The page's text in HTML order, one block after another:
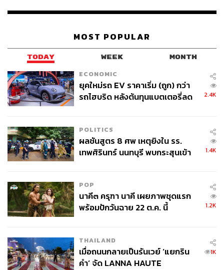
MOST POPULAR
TODAY WEEK MONTH
ECONOMIC
ยุคใหม่รถ EV ราคาเริ่ม (ถูก) กว่า
รถไฮบริด หลังต้นทุนแบตเตอรี่ลด
2.4K
POLITICS
ผลชันสูตร 8 ศพ เหตุยิงใน รร.
เทพศิรินทร์ นนทบุรี พบกระสุนเข้า
1.4K
POP
นาคี๓ ครุฑา นาคี เผยภาพชุดแรก
พร้อมปักวันฉาย 22 ต.ค. นี้
1.2K
THAILAND
เมื่อถนนกลายเป็นรันเวย์ ‘แยกริน
คำ’ จัด LANNA HAUTE
1K